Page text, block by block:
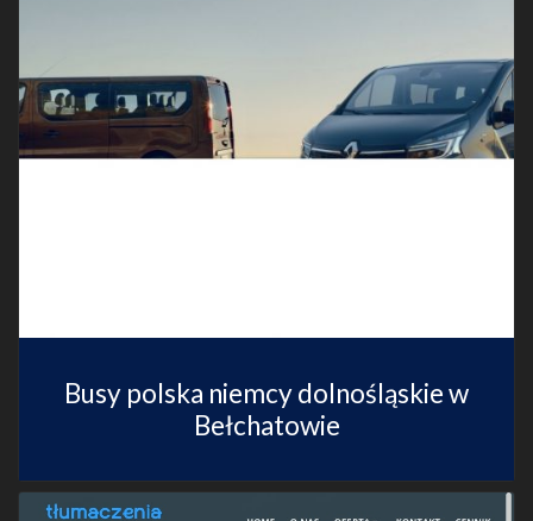
Busy polska niemcy dolnośląskie w
Bełchatowie